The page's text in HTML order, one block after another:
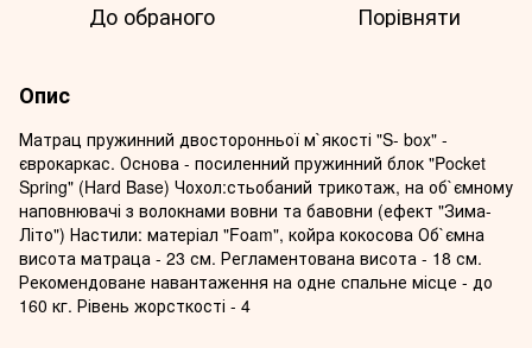
До обраного Порівняти
Опис
Матрац пружинний двосторонньої м`якості "S- box" -
єврокаркас. Основа - посиленний пружинний блок "Pocket
Spring" (Hard Base) Чохол:стьобаний трикотаж, на об`ємному
наповнювачі з волокнами вовни та бавовни (ефект "Зима-
Літо") Настили: матеріал "Foam", койра кокосова Об`ємна
висота матраца - 23 см. Регламентована висота - 18 см.
Рекомендоване навантаження на одне спальне місце - до
160 кг. Рівень жорсткості - 4